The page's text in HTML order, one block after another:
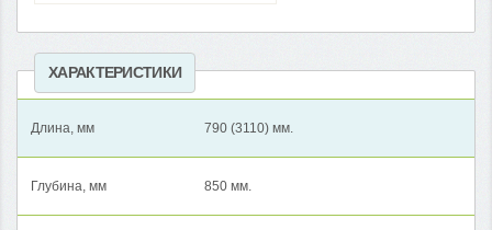
ХАРАКТЕРИСТИКИ
Длина, мм 790 (3110) мм.
Глубина, мм 850 мм.